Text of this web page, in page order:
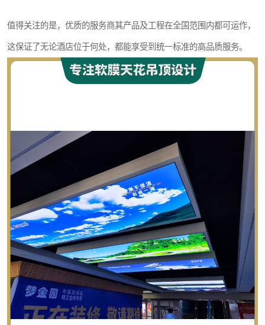
值得关注的是，优质的服务商其产品及工程在全国范围内都可运作，
这保证了无论酒店位于何处，都能享受到统一标准的高品质服务。